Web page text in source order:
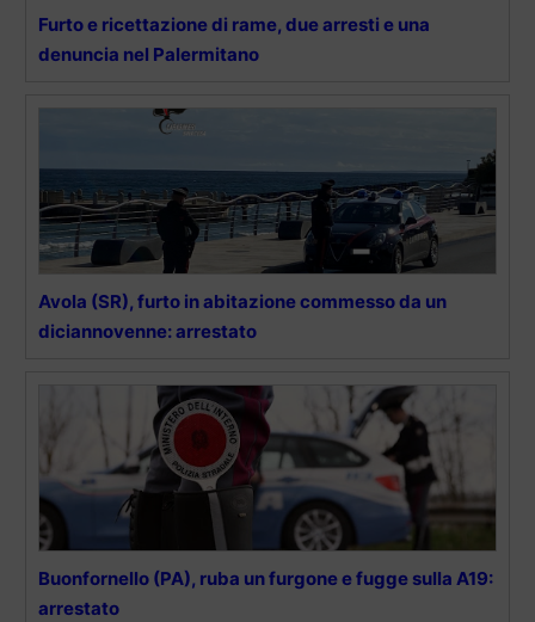
Furto e ricettazione di rame, due arresti e una
denuncia nel Palermitano
Avola (SR), furto in abitazione commesso da un
diciannovenne: arrestato
Buonfornello (PA), ruba un furgone e fugge sulla A19:
arrestato